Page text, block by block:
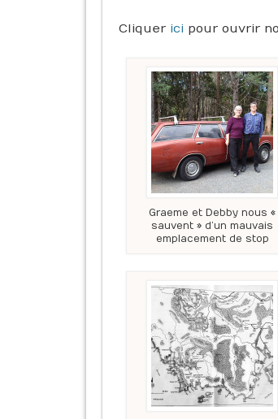
Cliquer ici pour ouvrir
Graeme et Debby nous «
sauvent » d’un mauvais
emplacement de stop